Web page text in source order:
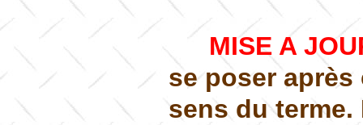
MISE A
se poser
sens du